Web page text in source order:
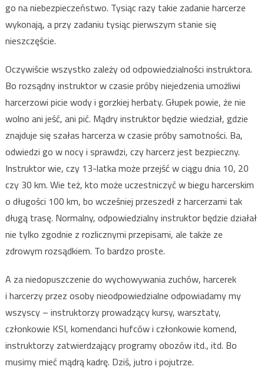
go na niebezpieczeństwo. Tysiąc razy takie zadanie harcerze
wykonają, a przy zadaniu tysiąc pierwszym stanie się
nieszczęście.
Oczywiście wszystko zależy od odpowiedzialności instruktora.
Bo rozsądny instruktor w czasie próby niejedzenia umożliwi
harcerzowi picie wody i gorzkiej herbaty. Głupek powie, że nie
wolno ani jeść, ani pić. Mądry instruktor będzie wiedział, gdzie
znajduje się szałas harcerza w czasie próby samotności. Ba,
odwiedzi go w nocy i sprawdzi, czy harcerz jest bezpieczny.
Instruktor wie, czy 13-latka może przejść w ciągu dnia 10, 20
czy 30 km. Wie też, kto może uczestniczyć w biegu harcerskim
o długości 100 km, bo wcześniej przeszedł z harcerzami tak
długą trasę. Normalny, odpowiedzialny instruktor będzie działał
nie tylko zgodnie z rozlicznymi przepisami, ale także ze
zdrowym rozsądkiem. To bardzo proste.
A za niedopuszczenie do wychowywania zuchów, harcerek
i harcerzy przez osoby nieodpowiedzialne odpowiadamy my
wszyscy – instruktorzy prowadzący kursy, warsztaty,
członkowie KSI, komendanci hufców i członkowie komend,
instruktorzy zatwierdzający programy obozów itd., itd. Bo
musimy mieć mądrą kadrę. Dziś, jutro i pojutrze.